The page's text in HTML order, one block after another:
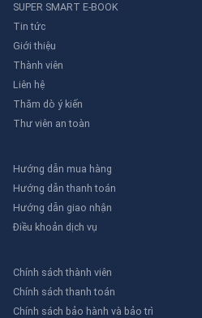
SUPER SMART E-BOOK
Tin tức
Giới thiệu
Thành viên
Liên hệ
Thăm dò ý kiến
Thư viên an toàn
Hướng dẫn mua hàng
Hướng dẫn thanh toán
Hướng dẫn giao nhận
Điều khoản dịch vụ
Chính sách thành viên
Chính sách thanh toán
Chính sách bảo hành và bảo trì